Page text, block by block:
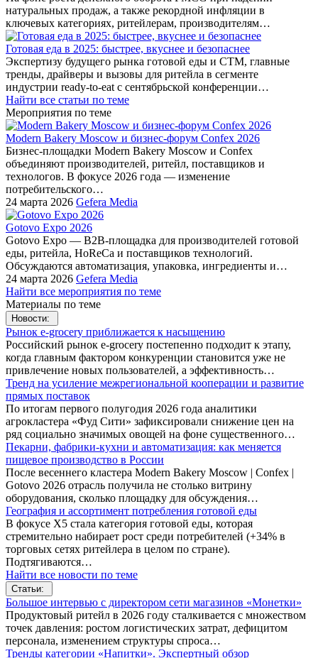
натуральных продаж, а также рекордной инфляции в
ключевых категориях, ритейлерам, производителям…
Готовая еда в 2025: быстрее, вкуснее и безопаснее
Экспертизу будущего рынка готовой еды и СТМ, главные
тренды, драйверы и вызовы для ритейла в сегменте
индустрии ready-to-eat с сентябрьской конференции…
Найти все статьи по теме
Мероприятия по теме
Modern Bakery Moscow и бизнес-форум Confex 2026
Бизнес-площадки Modern Bakery Moscow и Confex
объединяют производителей, ритейл, поставщиков и
технологов. В фокусе 2026 года — изменение
потребительского…
24 марта 2026 Gefera Media
Gotovo Expo 2026
Gotovo Expo — B2B-площадка для производителей готовой
еды, ритейла, HoReCa и поставщиков технологий.
Обсуждаются автоматизация, упаковка, ингредиенты и…
24 марта 2026 Gefera Media
Найти все мероприятия по теме
Материалы по теме
Новости:
Рынок e-grocery приближается к насыщению
Российский рынок e-grocery постепенно подходит к этапу,
когда главным фактором конкуренции становится уже не
привлечение новых пользователей, а эффективность…
Тренд на усиление межрегиональной кооперации и развитие
прямых поставок
По итогам первого полугодия 2026 года аналитики
агрокластера «Фуд Сити» зафиксировали снижение цен на
ряд социально значимых овощей на фоне существенного…
Пекарни, фабрики-кухни и автоматизация: как меняется
пищевое производство в России
После весеннего кластера Modern Bakery Moscow | Confex |
Gotovo 2026 отрасль получила не столько витрину
оборудования, сколько площадку для обсуждения…
География и ассортимент потребления готовой еды
В фокусе X5 стала категория готовой еды, которая
стремительно набирает рост среди потребителей (+34% в
торговых сетях ритейлера в целом по стране).
Подтягиваются…
Найти все новости по теме
Статьи:
Большое интервью с директором сети магазинов «Монетки»
Продуктовый ритейл в 2026 году сталкивается с множеством
точек давления: ростом логистических затрат, дефицитом
персонала, изменением структуры спроса…
Тренды категории «Напитки». Экспертный обзор